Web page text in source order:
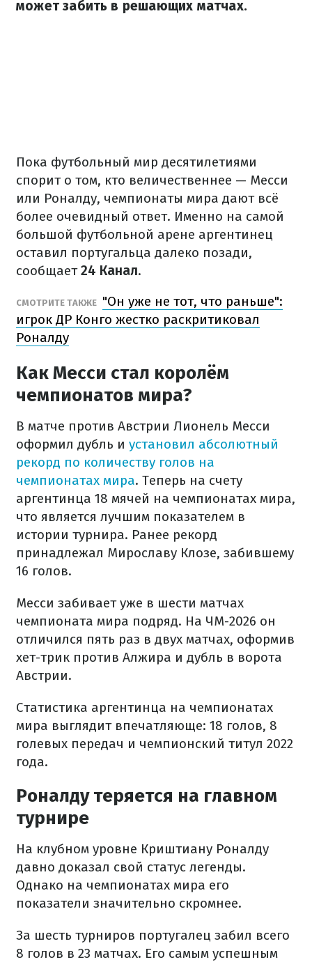
может забить в решающих матчах.
Пока футбольный мир десятилетиями
спорит о том, кто величественнее — Месси
или Роналду, чемпионаты мира дают всё
более очевидный ответ. Именно на самой
большой футбольной арене аргентинец
оставил португальца далеко позади,
сообщает24 Канал.
СМОТРИТЕ ТАКЖЕ "Он уже не тот, что раньше":
игрок ДР Конго жестко раскритиковал
Роналду
Как Месси стал королём
чемпионатов мира?
В матче против Австрии Лионель Месси
оформил дубль и установил абсолютный
рекорд по количеству голов на
чемпионатах мира. Теперь на счету
аргентинца 18 мячей на чемпионатах мира,
что является лучшим показателем в
истории турнира. Ранее рекорд
принадлежал Мирославу Клозе, забившему
16 голов.
Месси забивает уже в шести матчах
чемпионата мира подряд. На ЧМ-2026 он
отличился пять раз в двух матчах, оформив
хет-трик против Алжира и дубль в ворота
Австрии.
Статистика аргентинца на чемпионатах
мира выглядит впечатляюще: 18 голов, 8
голевых передач и чемпионский титул 2022
года.
Роналду теряется на главном
турнире
На клубном уровне Криштиану Роналду
давно доказал свой статус легенды.
Однако на чемпионатах мира его
показатели значительно скромнее.
За шесть турниров португалец забил всего
8 голов в 23 матчах. Его самым успешным